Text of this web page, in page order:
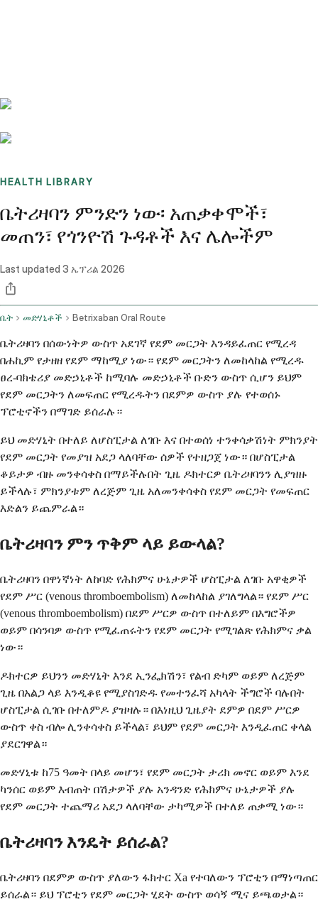
HEALTH LIBRARY
ቤትሪዛባን ምንድን ነው፡ አጠቃቀሞች፣
መጠን፣ የጎንዮሽ ጉዳቶች እና ሌሎችም
Last updated 3 ኤፕሪል 2026
ቤት መድሃኒቶች Betrixaban Oral Route
ቤትሪዛባን በሰውነትዎ ውስጥ አደገኛ የደም መርጋት እንዳይፈጠር የሚረዳ
በሐኪም የታዘዘ የደም ማከሚያ ነው። የደም መርጋትን ለመከላከል የሚረዱ
ፀረ-ባክቴሪያ መድኃኒቶች ከሚባሉ መድኃኒቶች ቡድን ውስጥ ሲሆን ይህም
የደም መርጋትን ለመፍጠር የሚረዱትን በደምዎ ውስጥ ያሉ የተወሰኑ
ፕሮቲኖችን በማገድ ይሰራሉ።
ይህ መድሃኒት በተለይ ለሆስፒታል ለገቡ እና በተወሰነ ተንቀሳቃሽነት ምክንያት
የደም መርጋት የመያዝ አደጋ ላለባቸው ሰዎች የተዘጋጀ ነው። በሆስፒታል
ቆይታዎ ብዙ መንቀሳቀስ በማይችሉበት ጊዜ ዶክተርዎ ቤትሪዛባንን ሊያዝዙ
ይችላሉ፣ ምክንያቱም ለረጅም ጊዜ አለመንቀሳቀስ የደም መርጋት የመፍጠር
እድልን ይጨምራል።
ቤትሪዛባን ምን ጥቅም ላይ ይውላል?
ቤትሪዛባን በዋነኛነት ለከባድ የሕክምና ሁኔታዎች ሆስፒታል ለገቡ አዋቂዎች
የደም ሥር (venous thromboembolism) ለመከላከል ያገለግላል። የደም ሥር
(venous thromboembolism) በደም ሥርዎ ውስጥ በተለይም በእግሮችዎ
ወይም በሳንባዎ ውስጥ የሚፈጠሩትን የደም መርጋት የሚገልጽ የሕክምና ቃል
ነው።
ዶክተርዎ ይህንን መድሃኒት እንደ ኢንፌክሽን፣ የልብ ድካም ወይም ለረጅም
ጊዜ በአልጋ ላይ እንዲቆዩ የሚያስገድዱ የመተንፈሻ አካላት ችግሮች ባሉበት
ሆስፒታል ሲገቡ በተለምዶ ያዝዛሉ። በእነዚህ ጊዜያት ደምዎ በደም ሥርዎ
ውስጥ ቀስ ብሎ ሊንቀሳቀስ ይችላል፣ ይህም የደም መርጋት እንዲፈጠር ቀላል
ያደርገዋል።
መድሃኒቱ ከ75 ዓመት በላይ መሆን፣ የደም መርጋት ታሪክ መኖር ወይም እንደ
ካንሰር ወይም እብጠት በሽታዎች ያሉ አንዳንድ የሕክምና ሁኔታዎች ያሉ
የደም መርጋት ተጨማሪ አደጋ ላለባቸው ታካሚዎች በተለይ ጠቃሚ ነው።
ቤትሪዛባን እንዴት ይሰራል?
ቤትሪዛባን በደምዎ ውስጥ ያለውን ፋክተር Xa የተባለውን ፕሮቲን በማነጣጠር
ይሰራል። ይህ ፕሮቲን የደም መርጋት ሂደት ውስጥ ወሳኝ ሚና ይጫወታል።